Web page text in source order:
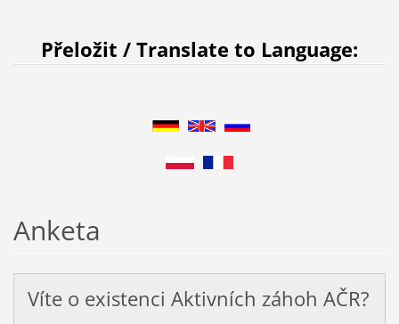
Přeložit / Translate to Language:
Anketa
Víte o existenci Aktivních záhoh AČR?